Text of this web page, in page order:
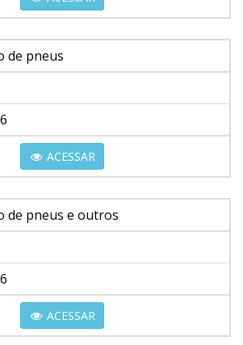
de pneus
ACESSAR
de pneus e outros
ACESSAR